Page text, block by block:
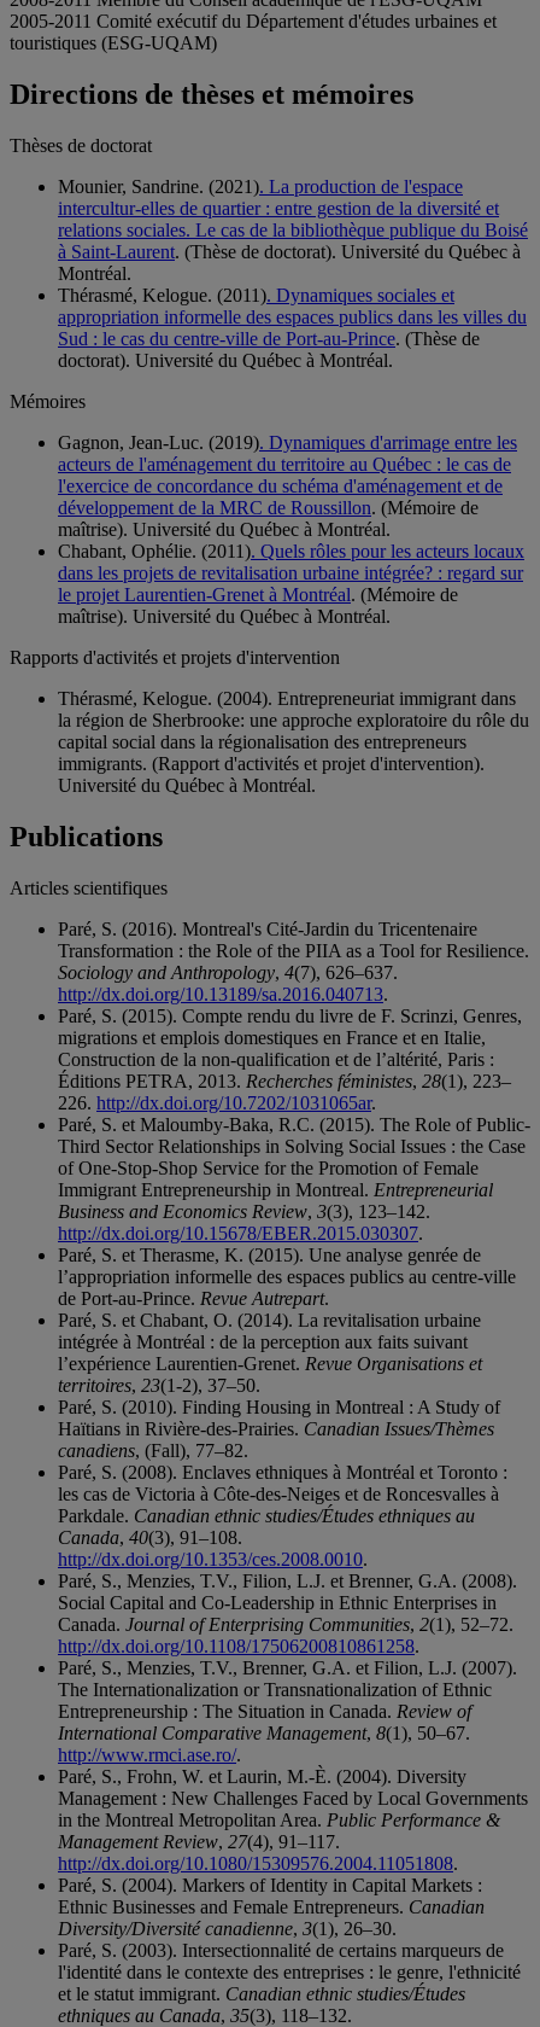
2005-2011 Comité exécutif du Département d'études urbaines et
touristiques (ESG-UQAM)
Directions de thèses et mémoires
Thèses de doctorat
Mounier, Sandrine. (2021). La production de l'espace
intercultur-elles de quartier : entre gestion de la diversité et
relations sociales. Le cas de la bibliothèque publique du Boisé
à Saint-Laurent. (Thèse de doctorat). Université du Québec à
Montréal.
Thérasmé, Kelogue. (2011). Dynamiques sociales et
appropriation informelle des espaces publics dans les villes du
Sud : le cas du centre-ville de Port-au-Prince. (Thèse de
doctorat). Université du Québec à Montréal.
Mémoires
Gagnon, Jean-Luc. (2019). Dynamiques d'arrimage entre les
acteurs de l'aménagement du territoire au Québec : le cas de
l'exercice de concordance du schéma d'aménagement et de
développement de la MRC de Roussillon. (Mémoire de
maîtrise). Université du Québec à Montréal.
Chabant, Ophélie. (2011). Quels rôles pour les acteurs locaux
dans les projets de revitalisation urbaine intégrée? : regard sur
le projet Laurentien-Grenet à Montréal. (Mémoire de
maîtrise). Université du Québec à Montréal.
Rapports d'activités et projets d'intervention
Thérasmé, Kelogue. (2004). Entrepreneuriat immigrant dans
la région de Sherbrooke: une approche exploratoire du rôle du
capital social dans la régionalisation des entrepreneurs
immigrants. (Rapport d'activités et projet d'intervention).
Université du Québec à Montréal.
Publications
Articles scientifiques
Paré, S. (2016). Montreal's Cité-Jardin du Tricentenaire
Transformation : the Role of the PIIA as a Tool for Resilience.
Sociology and Anthropology, 4(7), 626–637.
http://dx.doi.org/10.13189/sa.2016.040713.
Paré, S. (2015). Compte rendu du livre de F. Scrinzi, Genres,
migrations et emplois domestiques en France et en Italie,
Construction de la non-qualification et de l’altérité, Paris :
Éditions PETRA, 2013. Recherches féministes, 28(1), 223–
226. http://dx.doi.org/10.7202/1031065ar.
Paré, S. et Maloumby-Baka, R.C. (2015). The Role of Public-
Third Sector Relationships in Solving Social Issues : the Case
of One-Stop-Shop Service for the Promotion of Female
Immigrant Entrepreneurship in Montreal. Entrepreneurial
Business and Economics Review, 3(3), 123–142.
http://dx.doi.org/10.15678/EBER.2015.030307.
Paré, S. et Therasme, K. (2015). Une analyse genrée de
l’appropriation informelle des espaces publics au centre-ville
de Port-au-Prince. Revue Autrepart.
Paré, S. et Chabant, O. (2014). La revitalisation urbaine
intégrée à Montréal : de la perception aux faits suivant
l’expérience Laurentien-Grenet. Revue Organisations et
territoires, 23(1-2), 37–50.
Paré, S. (2010). Finding Housing in Montreal : A Study of
Haïtians in Rivière-des-Prairies. Canadian Issues/Thèmes
canadiens, (Fall), 77–82.
Paré, S. (2008). Enclaves ethniques à Montréal et Toronto :
les cas de Victoria à Côte-des-Neiges et de Roncesvalles à
Parkdale. Canadian ethnic studies/Études ethniques au
Canada, 40(3), 91–108.
http://dx.doi.org/10.1353/ces.2008.0010.
Paré, S., Menzies, T.V., Filion, L.J. et Brenner, G.A. (2008).
Social Capital and Co-Leadership in Ethnic Enterprises in
Canada. Journal of Enterprising Communities, 2(1), 52–72.
http://dx.doi.org/10.1108/17506200810861258.
Paré, S., Menzies, T.V., Brenner, G.A. et Filion, L.J. (2007).
The Internationalization or Transnationalization of Ethnic
Entrepreneurship : The Situation in Canada. Review of
International Comparative Management, 8(1), 50–67.
http://www.rmci.ase.ro/.
Paré, S., Frohn, W. et Laurin, M.-È. (2004). Diversity
Management : New Challenges Faced by Local Governments
in the Montreal Metropolitan Area. Public Performance &
Management Review, 27(4), 91–117.
http://dx.doi.org/10.1080/15309576.2004.11051808.
Paré, S. (2004). Markers of Identity in Capital Markets :
Ethnic Businesses and Female Entrepreneurs. Canadian
Diversity/Diversité canadienne, 3(1), 26–30.
Paré, S. (2003). Intersectionnalité de certains marqueurs de
l'identité dans le contexte des entreprises : le genre, l'ethnicité
et le statut immigrant. Canadian ethnic studies/Études
ethniques au Canada, 35(3), 118–132.